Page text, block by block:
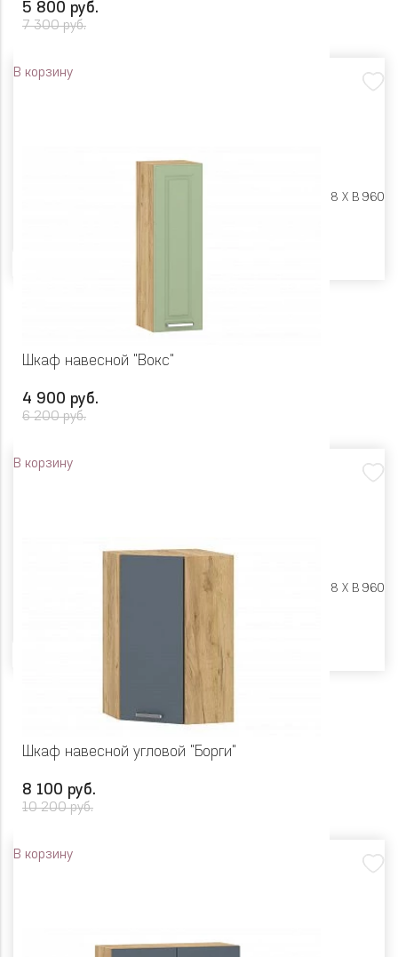
5 800 руб.
7 300 руб.
В корзину
Ш 400 X Г 318 X В 960
Шкаф навесной "Вокс"
4 900 руб.
6 200 руб.
В корзину
Ш 300 X Г 318 X В 960
Шкаф навесной угловой "Борги"
8 100 руб.
10 200 руб.
В корзину